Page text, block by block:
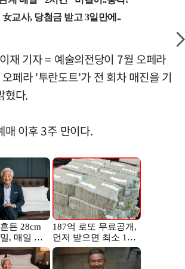
재 기자 = 예술의전당이 7월 오페라
페라 '투란도트'가 전 회차 매진을 기
혔다.
매 이후 3주 만이다.